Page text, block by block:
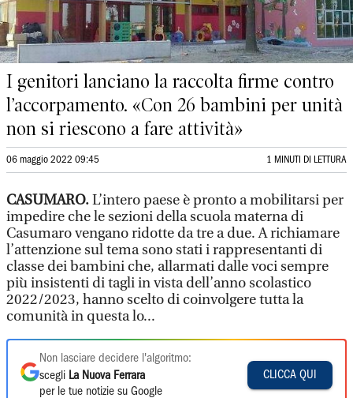
I genitori lanciano la raccolta firme contro
l’accorpamento. «Con 26 bambini per unità
non si riescono a fare attività»
06 maggio 2022 09:45 1 MINUTI DI LETTURA
CASUMARO.L’intero paese è pronto a mobilitarsi per
impedire che le sezioni della scuola materna di
Casumaro vengano ridotte da tre a due. A richiamare
l’attenzione sul tema sono stati i rappresentanti di
classe dei bambini che, allarmati dalle voci sempre
più insistenti di tagli in vista dell’anno scolastico
2022/2023, hanno scelto di coinvolgere tutta la
comunità in questa lo...
Non lasciare decidere l'algoritmo:
scegli La Nuova Ferrara
per le tue notizie su Google
CLICCA QUI